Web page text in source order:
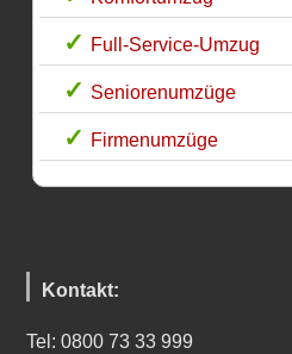
Full-Service-Umzug
Seniorenumzüge
Firmenumzüge
Kontakt:
Tel: 0800 73 33 999